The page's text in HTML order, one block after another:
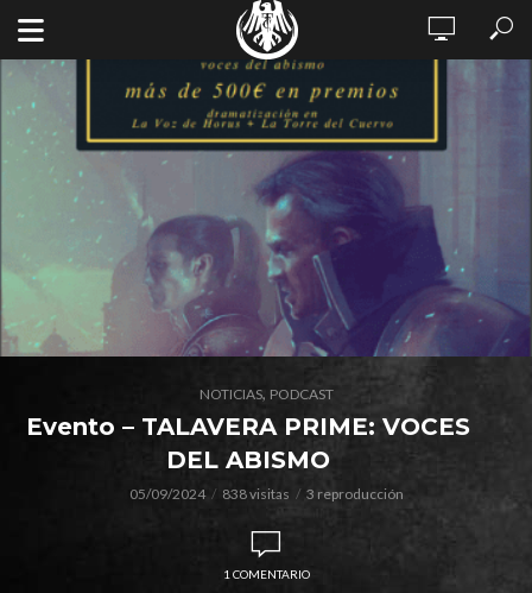
NOTICIAS, PODCAST
Evento – TALAVERA PRIME: VOCES
DEL ABISMO
05/09/2024 838 visitas 3 reproducción
1 COMENTARIO